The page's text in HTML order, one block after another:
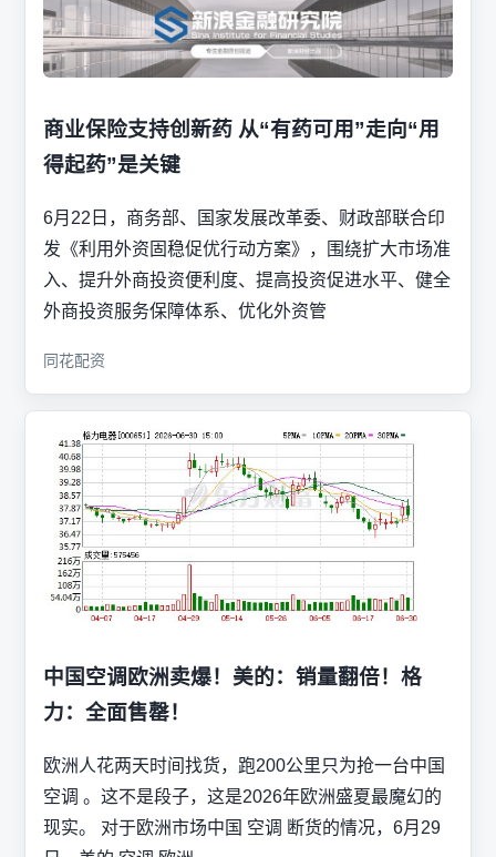
商业保险支持创新药 从“有药可用”走向“用
得起药”是关键
6月22日，商务部、国家发展改革委、财政部联合印
发《利用外资固稳促优行动方案》，围绕扩大市场准
入、提升外商投资便利度、提高投资促进水平、健全
外商投资服务保障体系、优化外资管
同花配资
中国空调欧洲卖爆！美的：销量翻倍！格
力：全面售罄！
欧洲人花两天时间找货，跑200公里只为抢一台中国
空调 。这不是段子，这是2026年欧洲盛夏最魔幻的
现实。 对于欧洲市场中国 空调 断货的情况，6月29